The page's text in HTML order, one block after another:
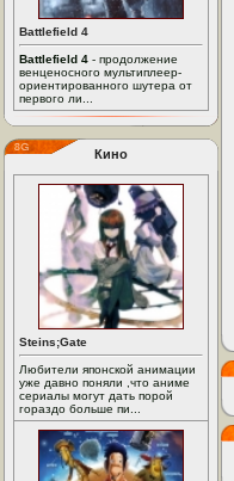
Battlefield 4
Battlefield 4 - продолжение
венценосного мультиплеер-
ориентированного шутера от
первого ли...
Кино
Steins;Gate
Любители японской анимации
уже давно поняли ,что аниме
сериалы могут дать порой
гораздо больше пи...